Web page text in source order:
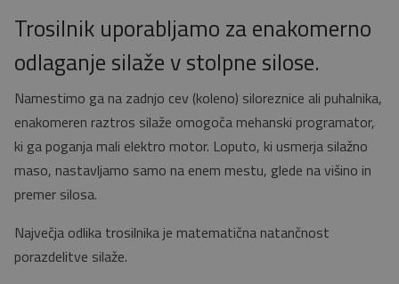
Trosilnik uporabljamo za enakomerno
odlaganje silaže v stolpne silose.
Namestimo ga na zadnjo cev (koleno) siloreznice ali puhalnika,
enakomeren raztros silaže omogoča mehanski programator,
ki ga poganja mali elektro motor. Loputo, ki usmerja silažno
maso, nastavljamo samo na enem mestu, glede na višino in
premer silosa.
Največja odlika trosilnika je matematična natančnost
porazdelitve silaže.